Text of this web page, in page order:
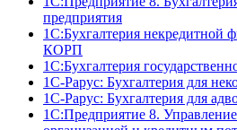
предприятия
1C:Бухгалтерия некредитной
КОРП
1С:Бухгалтерия
1С-Рарус: Бухгалтерия для
1С-Рарус: Бухгалтерия для
1С:Предприятие 8.